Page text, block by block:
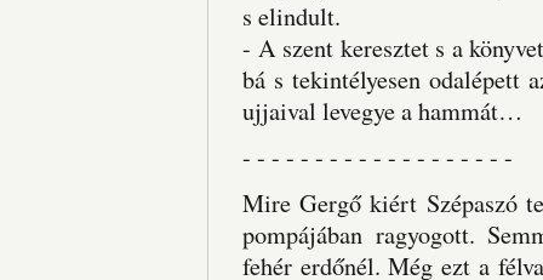
s elindult.
- A szent keresztet s a
bá s tekintélyesen odalépett
ujjaival levegye a hammát…
- - - - - - - - - - - - - - - - - - -
Mire Gergő kiért Szépaszó
pompájában ragyogott.
fehér erdőnél. Még ezt a